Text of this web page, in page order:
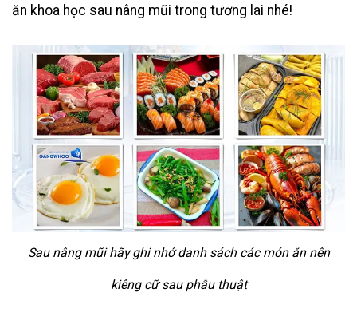
ăn khoa học sau nâng mũi trong tương lai nhé!
Sau nâng mũi hãy ghi nhớ danh sách các món ăn nên
kiêng cữ sau phẫu thuật